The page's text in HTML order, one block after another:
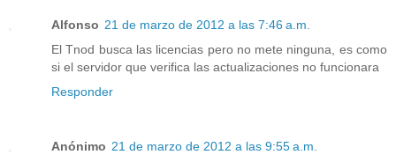
Alfonso 21 de marzo de 2012 a las 7:46 a.m.
El Tnod busca las licencias pero no mete ninguna, es como
si el servidor que verifica las actualizaciones no funcionara
Responder
Anónimo 21 de marzo de 2012 a las 9:55 a.m.